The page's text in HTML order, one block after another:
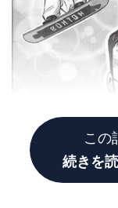
この
続きを